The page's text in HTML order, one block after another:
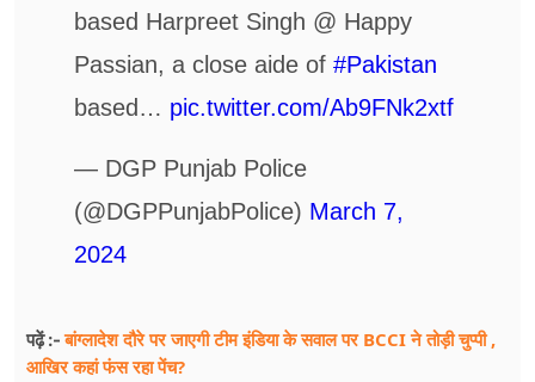
based Harpreet Singh @ Happy
Passian, a close aide of #Pakistan
based… pic.twitter.com/Ab9FNk2xtf
— DGP Punjab Police
(@DGPPunjabPolice) March 7,
2024
पढ़ें :-बांग्लादेश दौरे पर जाएगी टीम इंडिया के सवाल पर BCCI ने तोड़ी चुप्पी ,
आखिर कहां फंस रहा पेंच?